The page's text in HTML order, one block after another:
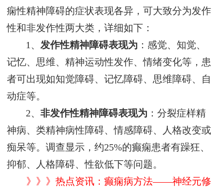
痫性精神障碍的症状表现各异，可大致分为发作
性和非发作性两大类，详细如下：
1、发作性精神障碍表现为 ：感觉、知觉、
记忆、思维、精神运动性发作、情绪变化等，患
者可出现如知觉障碍、记忆障碍、思维障碍、自
动症等。
2、非发作性精神障碍表现为 ：分裂症样精
神病、类精神病性障碍、情感障碍、人格改变或
痴呆等。调查显示，约25%的癫痫患者有躁狂、
抑郁、人格障碍、性欲低下等问题。
》》》热点资讯：癫痫病方法——神经元修